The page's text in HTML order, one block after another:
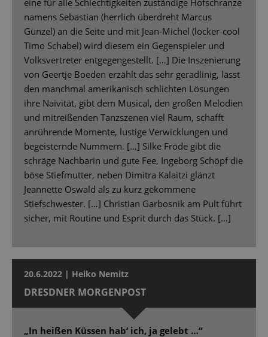
namens Sebastian (herrlich überdreht Marcus
Günzel) an die Seite und mit Jean-Michel (locker-cool
Timo Schabel) wird diesem ein Gegenspieler und
Volksvertreter entgegengestellt. […] Die Inszenierung
von Geertje Boeden erzählt das sehr geradlinig, lässt
den manchmal amerikanisch schlichten Lösungen
ihre Naivität, gibt dem Musical, den großen Melodien
und mitreißenden Tanzszenen viel Raum, schafft
anrührende Momente, lustige Verwicklungen und
begeisternde Nummern. […] Silke Fröde gibt die
schräge Nachbarin und gute Fee, Ingeborg Schöpf die
böse Stiefmutter, neben Dimitra Kalaitzi glänzt
Jeannette Oswald als zu kurz gekommene
Stiefschwester. […] Christian Garbosnik am Pult führt
sicher, mit Routine und Esprit durch das Stück. [...]
20.6.2022 | Heiko Nemitz
DRESDNER MORGENPOST
„In heißen Küssen hab‘ ich, ja gelebt …“